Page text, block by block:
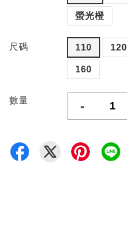
螢光橙
尺碼 110 120
160
數量 -